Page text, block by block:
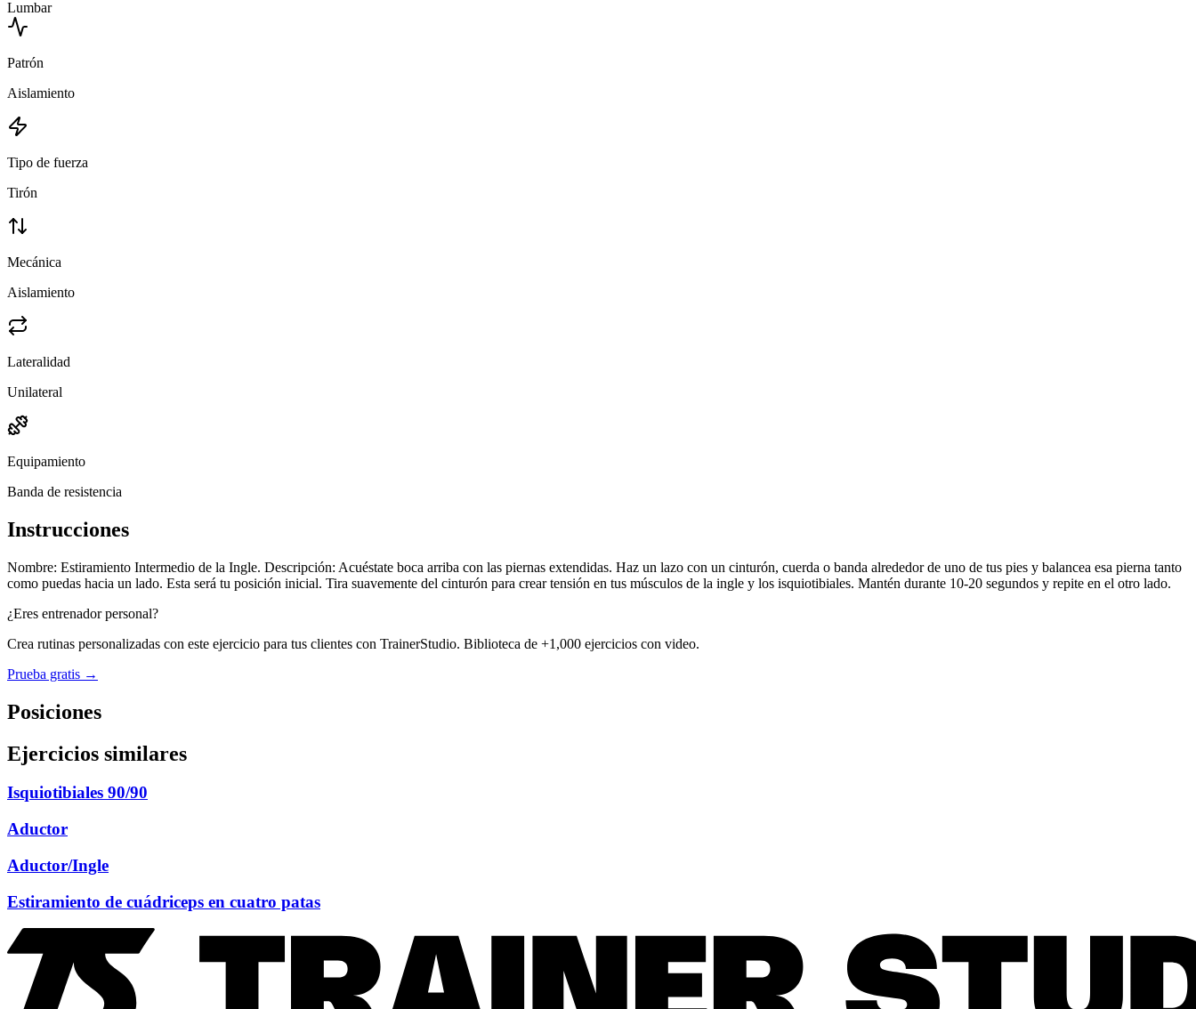
Lumbar
Patrón
Aislamiento
Tipo de fuerza
Tirón
Mecánica
Aislamiento
Lateralidad
Unilateral
Equipamiento
Banda de resistencia
Instrucciones
Nombre: Estiramiento Intermedio de la Ingle. Descripción: Acuéstate boca arriba con las piernas extendidas. Haz un lazo con un cinturón, cuerda o banda alrededor de uno de tus pies y balancea esa pierna tanto
como puedas hacia un lado. Esta será tu posición inicial. Tira suavemente del cinturón para crear tensión en tus músculos de la ingle y los isquiotibiales. Mantén durante 10-20 segundos y repite en el otro lado.
¿Eres entrenador personal?
Crea rutinas personalizadas con este ejercicio para tus clientes con TrainerStudio. Biblioteca de +1,000 ejercicios con video.
Prueba gratis →
Posiciones
Ejercicios similares
Isquiotibiales 90/90
Aductor
Aductor/Ingle
Estiramiento de cuádriceps en cuatro patas